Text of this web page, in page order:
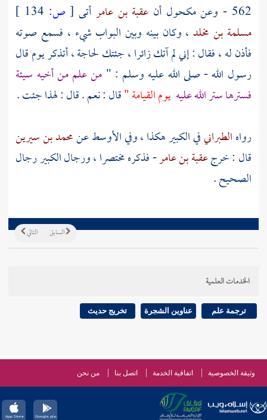
562 - وعن مكحولأن عقبة بن عامر أتى [ ص:
مسلمة بن مخلد ، وكان بينه وبين البواب شيء ، فسمع صوته
فأذن له ، فقال : إني لم آتك زائرا ، جئتك لحاجة ، أتذكر يوم قال
رسول الله - صلى الله عليه وسلم : " من علم من أخيه سيئة
فسترها ستر الله عليه يوم القيامة "قال : نعم . قال : لهذا جئت .
رواهالطبرانيفي الكبير هكذا ، وفي الأوسط عنمحمد بن سيرين
قال : خرجعقبة بن عامر- فذكره مختصرا ، ورجال الكبير رجال
الصحيح .
التالي السابق
الخدمات العلمية
ترجمة علم عناوين الشجرة تخريج حديث
وثيقة الخصوصية اتفاقية الخدمة اتصل بنا من نحن